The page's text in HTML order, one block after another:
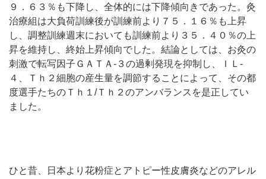
９．６３％も下降し、全体的には下降傾向きであった。灸
治療組は大負荷訓練後が訓練前より７５．１６％も上昇
し、調整訓練週末においても訓練前より３５．４０％の上
昇を維持し、終始上昇傾向でした。結論としては、お灸の
刺激で転写因子ＧＡＴＡ-３の過剰発現を抑制し、ＩＬ-
４、Ｔｈ２細胞の産生量を調節することによって、その都
度選手たちのＴｈ１/Ｔｈ２のアンバランスを是正してい
ました。
ひと昔、日本より花粉症とアトピー性皮膚炎などのアレル